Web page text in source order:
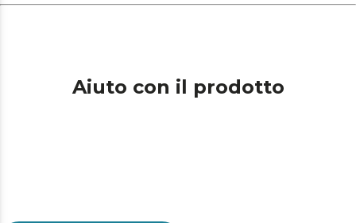
Aiuto con il prodotto